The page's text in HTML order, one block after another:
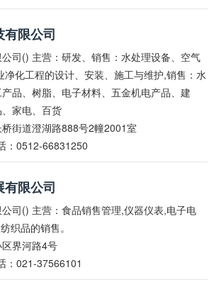
限公司
司() 主营：研发、销售：水处理设备、空气
净化工程的设计、安装、施工与维护,销售：水
品、树脂、电子材料、五金机电产品、建
家电、百货
街道澄湖路888号2幢2001室
0512-66831250
限公司
公司() 主营：食品销售管理,仪器仪表,电子电
织品的销售。
界河路4号
021-37566101